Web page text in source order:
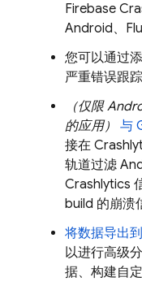
Firebase
Android、
您可以通过
严重错误跟
（仅限
的应用）
与
接在
轨道过滤
Crashlytics
build 的崩溃
将数据导出到
以进行高级
据、构建自